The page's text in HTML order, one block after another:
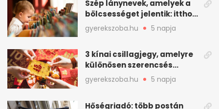
Szép lánynevek, amelyek a
bölcsességet jelentik: itthon
is adhatók
gyerekszoba.hu 5 napja
3 kínai csillagjegy, amelyre
különösen szerencsés
augusztus vár
gyerekszoba.hu 5 napja
Hőségriadó: több postán